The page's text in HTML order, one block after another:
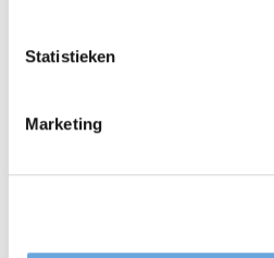
Statistieken
Marketing
VU, waar iedereen tijdens de
Al met al blijkt dat er ook nog
workshops Correct